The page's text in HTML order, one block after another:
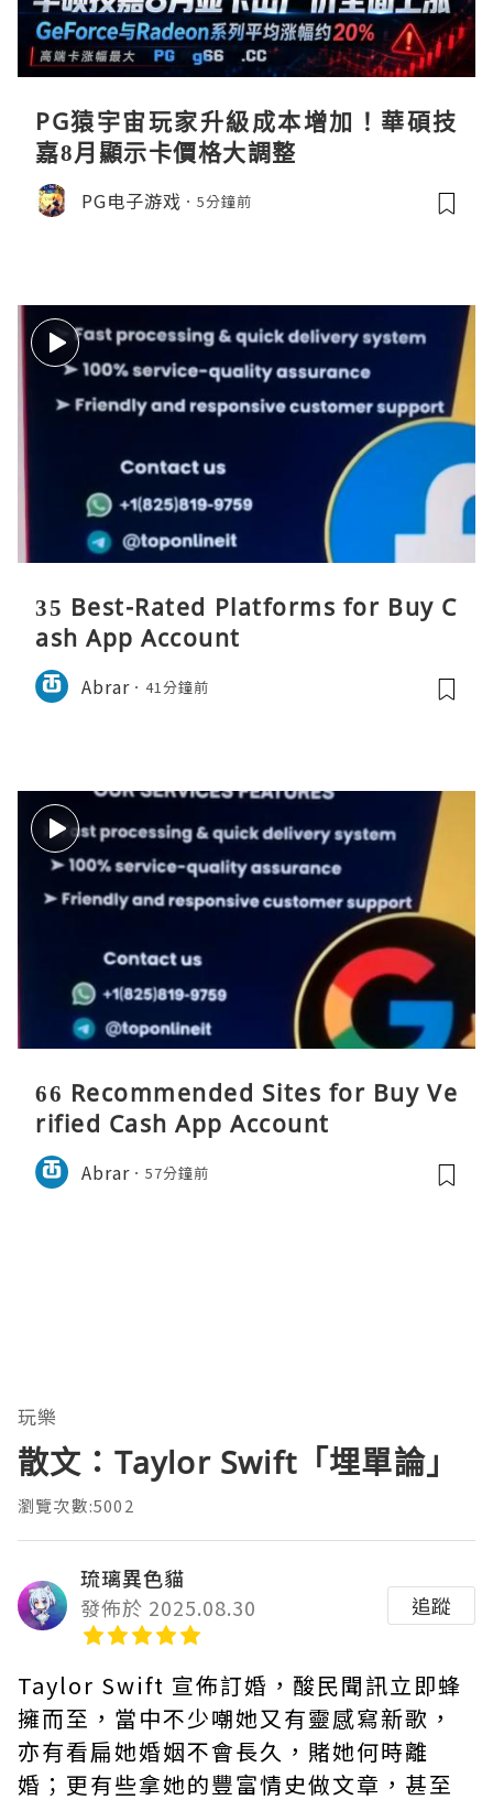
PG猿宇宙玩家升級成本增加！華碩技
嘉8月顯示卡價格大調整
PG电子游戏 5分鐘前
35 Best-Rated Platforms for Buy C
ash App Account
Abrar 41分鐘前
66 Recommended Sites for Buy Ve
rified Cash App Account
Abrar 57分鐘前
玩樂
散文：Taylor Swift「埋單論」
瀏覽次數:5002
琉璃異色貓
發佈於 2025.08.30
追蹤
Taylor Swift 宣佈訂婚，酸民聞訊立即蜂
擁而至，當中不少嘲她又有靈感寫新歌，
亦有看扁她婚姻不會長久，賭她何時離
婚；更有些拿她的豐富情史做文章，甚至